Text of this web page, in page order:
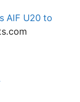
AIF U20 to